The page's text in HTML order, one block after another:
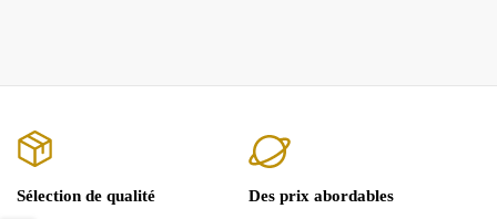
Sélection de qualité Des prix abordables